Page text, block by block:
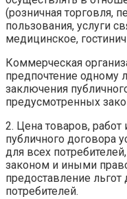
(розничная торговля,
пользования, услуги
медицинское,
Коммерческая
предпочтение одному
заключения
предусмотренных
2. Цена товаров, работ
публичного договора
для всех
законом и иными
предоставление
потребителей.